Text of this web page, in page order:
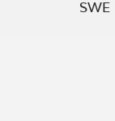
SWE